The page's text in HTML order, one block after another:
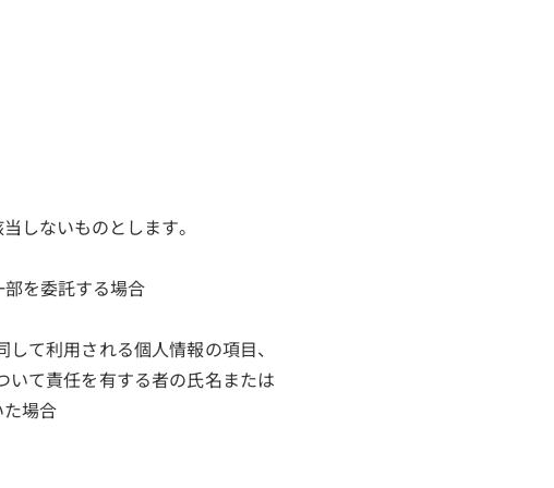
しないものとします。
を委託する場合
て利用される個人情報の項目、
て責任を有する者の氏名または
場合